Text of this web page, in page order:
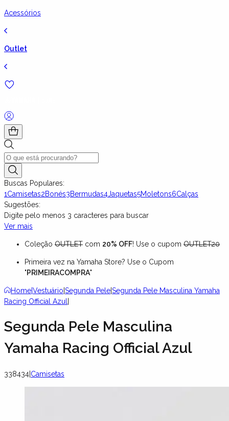
Acessórios
Outlet
Buscas Populares:
1Camisetas2Bonés3Bermudas4Jaquetas5Moletons6Calças
Sugestões:
Digite pelo menos 3 caracteres para buscar
Ver mais
Coleção OUTLET com 20% OFF! Use o cupom OUTLET20
Primeira vez na Yamaha Store? Use o Cupom
"PRIMEIRACOMPRA"
HomeVestuário Segunda PeleSegunda Pele Masculina Yamaha
Racing Official Azul
Segunda Pele Masculina
Yamaha Racing Official Azul
338434 Camisetas